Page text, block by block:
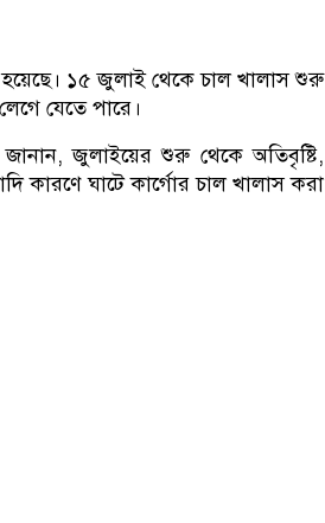
১৫ জুলাই থেকে চাল খালাস শুরু
যেতে পারে।
জুলাইয়ের শুরু থেকে অতিবৃষ্টি,
কারণে ঘাটে কার্গোর চাল খালাস করা